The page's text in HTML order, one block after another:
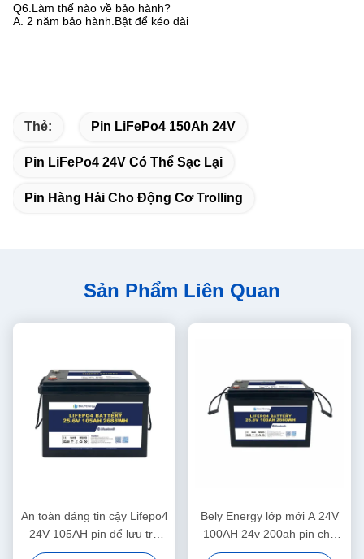
Q6.Làm thế nào về bảo hành?
A. 2 năm bảo hành.Bật để kéo dài
Thẻ: Pin LiFePo4 150Ah 24V
Pin LiFePo4 24V Có Thể Sạc Lại
Pin Hàng Hải Cho Động Cơ Trolling
Sản Phẩm Liên Quan
An toàn đáng tin cậy Lifepo4
24V 105AH pin để lưu trữ
năng lượng Hệ thống năng
Bely Energy lớp mới A 24V
100AH 24v 200ah pin cho
nguồn cung cấp năng lượng